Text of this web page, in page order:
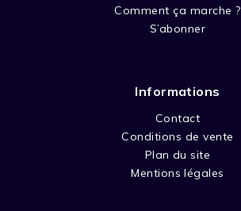
Comment ça marche ?
S’abonner
Informations
Contact
Conditions de vente
Plan du site
Mentions légales